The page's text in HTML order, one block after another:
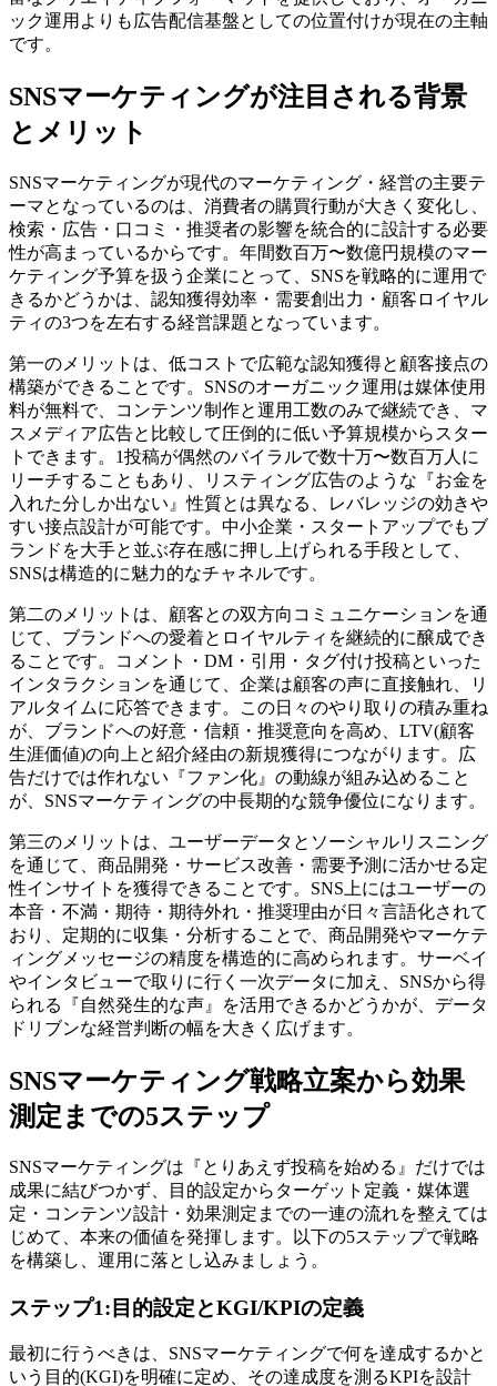
ック運用よりも広告配信基盤としての位置付けが現在の主軸
です。
SNSマーケティングが注目される背景
とメリット
SNSマーケティングが現代のマーケティング・経営の主要テ
ーマとなっているのは、消費者の購買行動が大きく変化し、
検索・広告・口コミ・推奨者の影響を統合的に設計する必要
性が高まっているからです。年間数百万〜数億円規模のマー
ケティング予算を扱う企業にとって、SNSを戦略的に運用で
きるかどうかは、認知獲得効率・需要創出力・顧客ロイヤル
ティの3つを左右する経営課題となっています。
第一のメリットは、低コストで広範な認知獲得と顧客接点の
構築ができることです。SNSのオーガニック運用は媒体使用
料が無料で、コンテンツ制作と運用工数のみで継続でき、マ
スメディア広告と比較して圧倒的に低い予算規模からスター
トできます。1投稿が偶然のバイラルで数十万〜数百万人に
リーチすることもあり、リスティング広告のような『お金を
入れた分しか出ない』性質とは異なる、レバレッジの効きや
すい接点設計が可能です。中小企業・スタートアップでもブ
ランドを大手と並ぶ存在感に押し上げられる手段として、
SNSは構造的に魅力的なチャネルです。
第二のメリットは、顧客との双方向コミュニケーションを通
じて、ブランドへの愛着とロイヤルティを継続的に醸成でき
ることです。コメント・DM・引用・タグ付け投稿といった
インタラクションを通じて、企業は顧客の声に直接触れ、リ
アルタイムに応答できます。この日々のやり取りの積み重ね
が、ブランドへの好意・信頼・推奨意向を高め、LTV(顧客
生涯価値)の向上と紹介経由の新規獲得につながります。広
告だけでは作れない『ファン化』の動線が組み込めること
が、SNSマーケティングの中長期的な競争優位になります。
第三のメリットは、ユーザーデータとソーシャルリスニング
を通じて、商品開発・サービス改善・需要予測に活かせる定
性インサイトを獲得できることです。SNS上にはユーザーの
本音・不満・期待・期待外れ・推奨理由が日々言語化されて
おり、定期的に収集・分析することで、商品開発やマーケテ
ィングメッセージの精度を構造的に高められます。サーベイ
やインタビューで取りに行く一次データに加え、SNSから得
られる『自然発生的な声』を活用できるかどうかが、データ
ドリブンな経営判断の幅を大きく広げます。
SNSマーケティング戦略立案から効果
測定までの5ステップ
SNSマーケティングは『とりあえず投稿を始める』だけでは
成果に結びつかず、目的設定からターゲット定義・媒体選
定・コンテンツ設計・効果測定までの一連の流れを整えては
じめて、本来の価値を発揮します。以下の5ステップで戦略
を構築し、運用に落とし込みましょう。
ステップ1:目的設定とKGI/KPIの定義
最初に行うべきは、SNSマーケティングで何を達成するかと
いう目的(KGI)を明確に定め、その達成度を測るKPIを設計